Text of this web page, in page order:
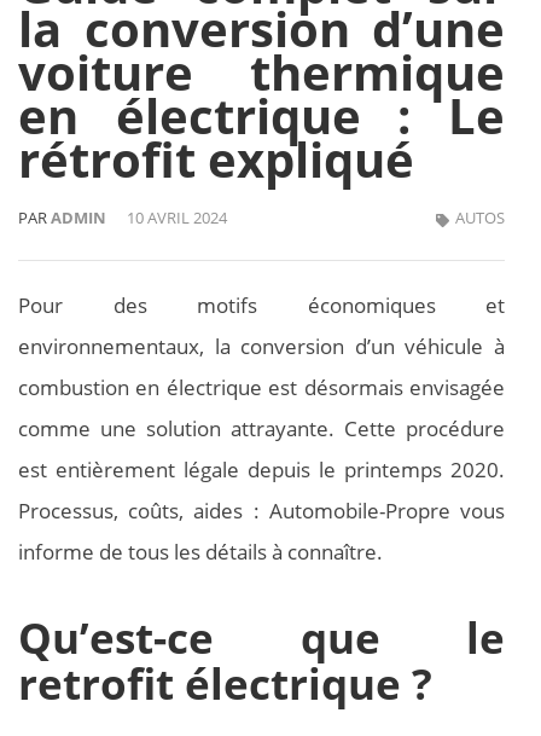
la conversion d’une
voiture thermique
en électrique : Le
rétrofit expliqué
PARADMIN 10 AVRIL 2024 AUTOS
Pour des motifs économiques et
environnementaux, la conversion d’un véhicule à
combustion en électrique est désormais envisagée
comme une solution attrayante. Cette procédure
est entièrement légale depuis le printemps 2020.
Processus, coûts, aides : Automobile-Propre vous
informe de tous les détails à connaître.
Qu’est-ce que le
retrofit électrique ?